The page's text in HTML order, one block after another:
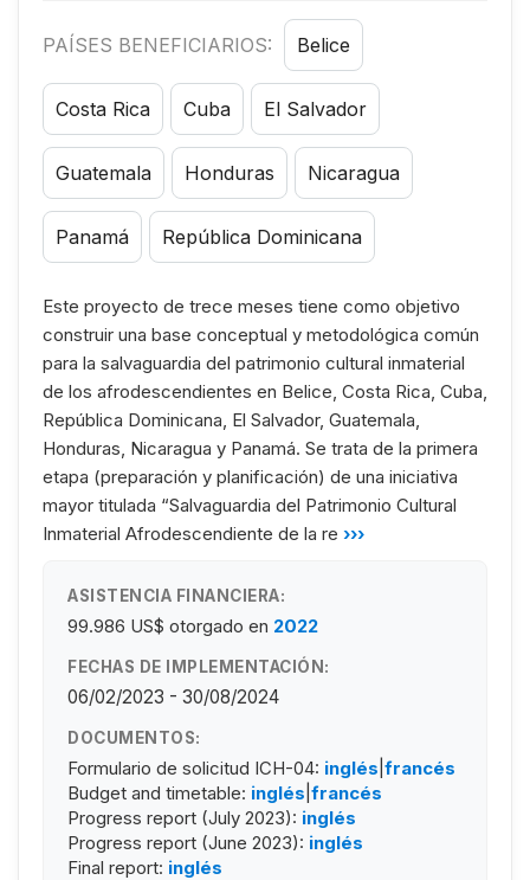
PAÍSES BENEFICIARIOS: Belice
Costa Rica Cuba El Salvador
Guatemala Honduras Nicaragua
Panamá República Dominicana
Este proyecto de trece meses tiene como objetivo
construir una base conceptual y metodológica común
para la salvaguardia del patrimonio cultural inmaterial
de los afrodescendientes en Belice, Costa Rica, Cuba,
República Dominicana, El Salvador, Guatemala,
Honduras, Nicaragua y Panamá. Se trata de la primera
etapa (preparación y planificación) de una iniciativa
mayor titulada “Salvaguardia del Patrimonio Cultural
Inmaterial Afrodescendiente de la re ›››
ASISTENCIA FINANCIERA:
99.986 US$ otorgado en 2022
FECHAS DE IMPLEMENTACIÓN:
06/02/2023 - 30/08/2024
DOCUMENTOS:
Formulario de solicitud ICH-04: inglés francés
Budget and timetable: inglés francés
Progress report (July 2023): inglés
Progress report (June 2023): inglés
Final report: inglés